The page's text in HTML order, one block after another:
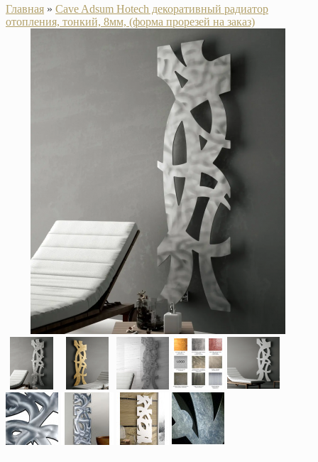
Главная » Cave Adsum Hotech декоративный радиатор
отопления, тонкий, 8мм, (форма прорезей на заказ)